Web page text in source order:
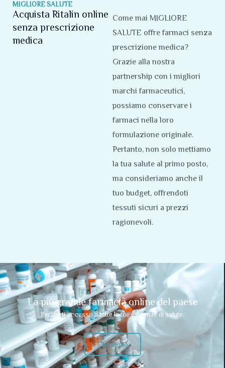
MIGLIORE SALUTE
Acquista Ritalin online
senza prescrizione
medica
Come mai MIGLIORE
SALUTE offre farmaci senza
prescrizione medica?
Grazie alla nostra
partnership con i migliori
marchi farmaceutici,
possiamo conservare i
farmaci nella loro
formulazione originale.
Pertanto, non solo mettiamo
la tua salute al primo posto,
ma consideriamo anche il
tuo budget, offrendoti
tessuti sicuri a prezzi
ragionevoli.
La più grande farmacia online del paese
Per darti accesso a tutte le tue esigenze di salute.
Chi siamo